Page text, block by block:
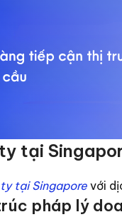
tại
tại Singapore với
pháp lý